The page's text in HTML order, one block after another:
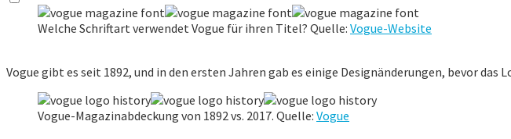
Welche Schriftart verwendet Vogue für ihren Titel? Quelle: Vogue-Website
Vogue gibt es seit 1892, und in den ersten Jahren gab es einige Designänderungen, bevor das
Vogue-Magazinabdeckung von 1892 vs. 2017. Quelle: Vogue